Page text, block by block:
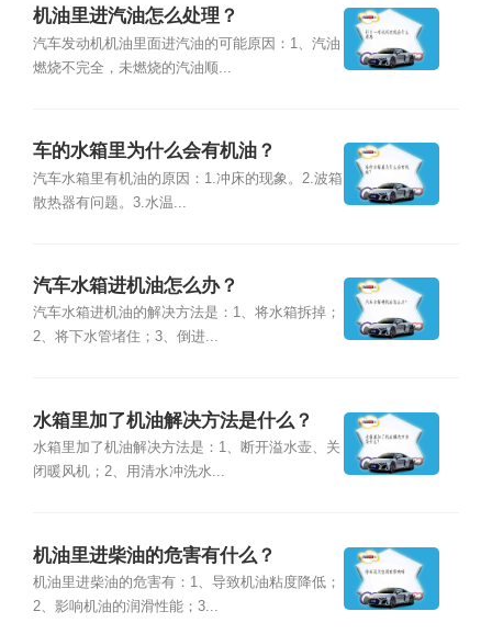
机油里进汽油怎么处理？
汽车发动机机油里面进汽油的可能原因：1、汽油
燃烧不完全，未燃烧的汽油顺...
车的水箱里为什么会有机油？
汽车水箱里有机油的原因：1.冲床的现象。2.波箱
散热器有问题。3.水温...
汽车水箱进机油怎么办？
汽车水箱进机油的解决方法是：1、将水箱拆掉；
2、将下水管堵住；3、倒进...
水箱里加了机油解决方法是什么？
水箱里加了机油解决方法是：1、断开溢水壶、关
闭暖风机；2、用清水冲洗水...
机油里进柴油的危害有什么？
机油里进柴油的危害有：1、导致机油粘度降低；
2、影响机油的润滑性能；3...